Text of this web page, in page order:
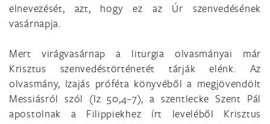
elnevezését, azt, hogy ez az Úr szenvedésének
vasárnapja.
Mert virágvasárnap a liturgia olvasmányai már
Krisztus szenvedéstörténetét tárják elénk. Az
olvasmány, Izajás próféta könyvéből a megjövendölt
Messiásról szól (Iz 50,4–7), a szentlecke Szent Pál
apostolnak a Filippiekhez írt leveléből Krisztus